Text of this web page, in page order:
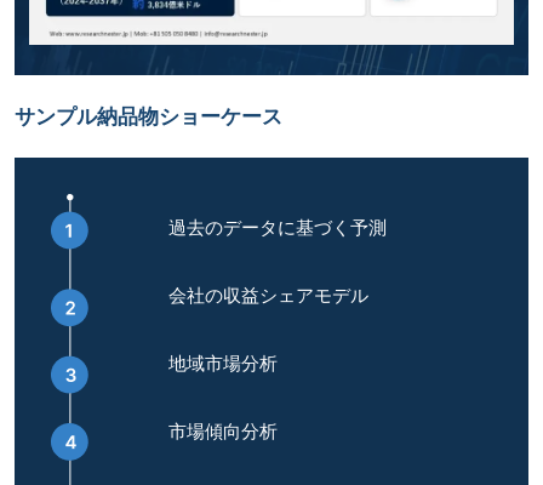
サンプル納品物ショーケース
過去のデータに基づく予測
会社の収益シェアモデル
地域市場分析
市場傾向分析